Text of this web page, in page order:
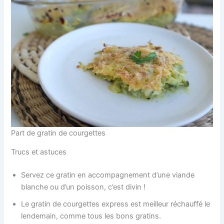
Part de gratin de courgettes
Trucs et astuces
Servez ce gratin en accompagnement d’une viande
blanche ou d’un poisson, c’est divin !
Le gratin de courgettes express est meilleur réchauffé le
lendemain, comme tous les bons gratins.